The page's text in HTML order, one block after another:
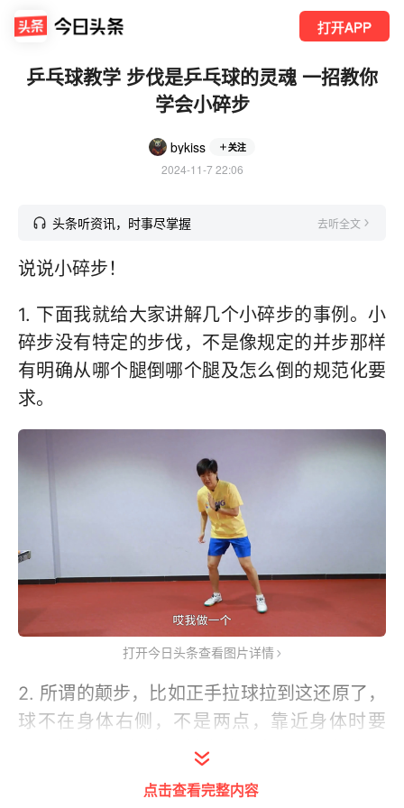
打开APP
乒乓球教学 步伐是乒乓球的灵魂 一招教你
学会小碎步
bykiss 关注
2024-11-7 22:06
头条听资讯，时事尽掌握 去听全文
说说小碎步！
1. 下面我就给大家讲解几个小碎步的事例。小
碎步没有特定的步伐，不是像规定的并步那样
有明确从哪个腿倒哪个腿及怎么倒的规范化要
求。
打开今日头条查看图片详情
2. 所谓的颠步，比如正手拉球拉到这还原了，
球不在身体右侧，不是两点，靠近身体时要
动，就做一个挪步。其步法是为了让翼板之间
快速衔接。这就是小碎步，就是颠步，是在两
点击查看完整内容